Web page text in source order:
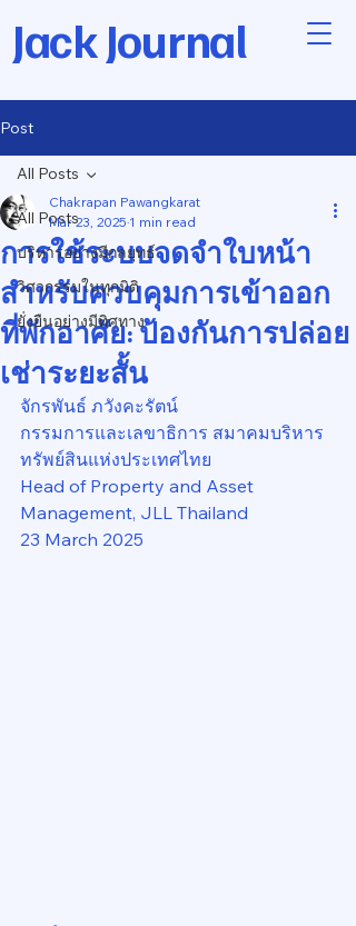
Jack Journal
Post
All Posts
บริหารอย่างมีกลยุทธ์
วิศวกรรมในทุกมิติ
ยั่งยืนอย่างมีทิศทาง
All Posts
การใช้ระบบจดจำใบหน้า
สำหรับควบคุมการเข้าออก
ที่พักอาศัย: ป้องกันการปล่อย
เช่าระยะสั้น
Chakrapan Pawangkarat
Mar 23, 2025 1 min read
จักรพันธ์ ภวังคะรัตน์
กรรมการและเลขาธิการ สมาคมบริหาร
ทรัพย์สินแห่งประเทศไทย
Head of Property and Asset
Management, JLL Thailand
23 March 2025